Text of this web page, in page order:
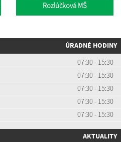
Rozlúčková MŠ
ÚRADNÉ HODINY
07:30 - 15:30
07:30 - 15:30
07:30 - 15:30
07:30 - 15:30
07:30 - 15:30
AKTUALITY